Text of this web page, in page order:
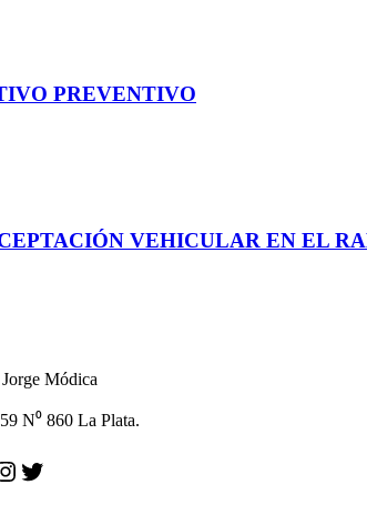
PREVENTIVO
VEHICULAR EN EL
Módica
N⁰ 860 La Plata.
Twitter